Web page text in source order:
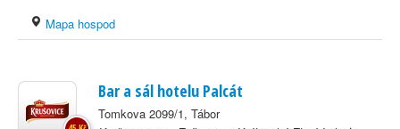
Mapa hospod
Bar a sál hotelu Palcát
Tomkova 2099/1, Tábor